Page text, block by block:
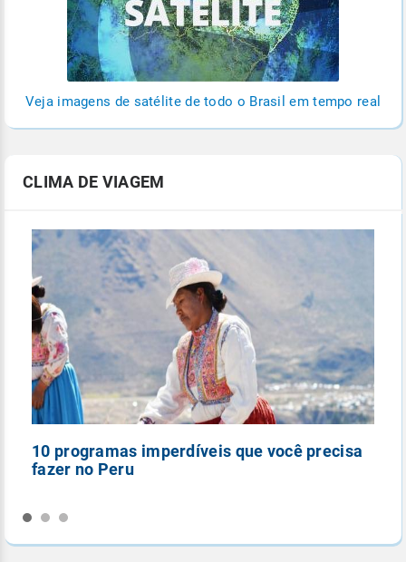
Veja imagens de satélite de todo o Brasil em tempo real
CLIMA DE VIAGEM
10 programas imperdíveis que você precisa
fazer no Peru